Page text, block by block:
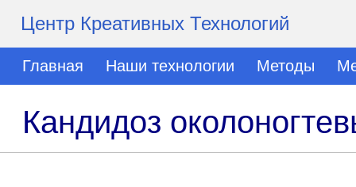
Центр Креативных Технологий
Главная Наши технологии Методы
Кандидоз